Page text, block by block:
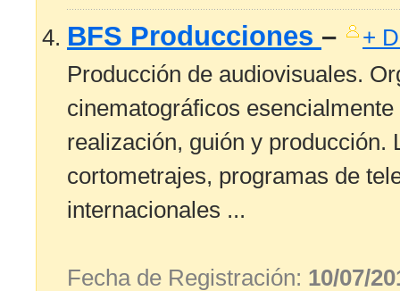
BFS Producciones – +
Producción de audiovisuales.
cinematográficos
realización, guión y producción.
cortometrajes, programas de
internacionales ...
Fecha de Registración: 10/07/